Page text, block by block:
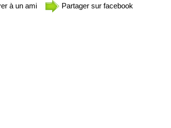
à un ami Partager sur facebook